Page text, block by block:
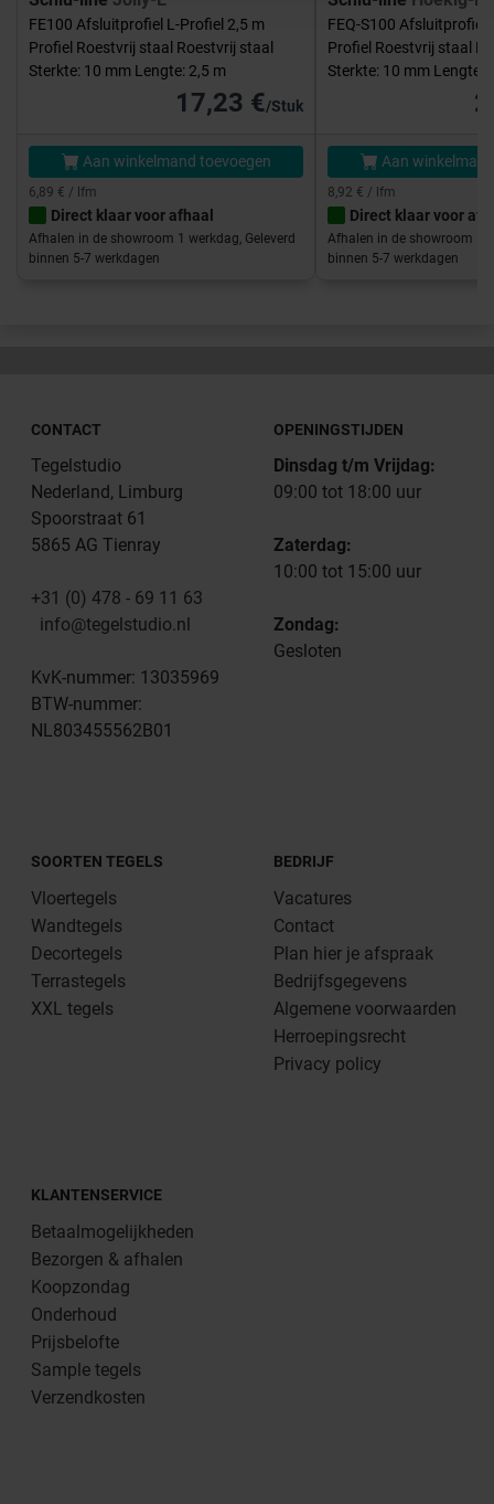
FE100 Afsluitprofiel L-Profiel 2,5 m
Profiel Roestvrij staal Roestvrij staal
Sterkte: 10 mm Lengte: 2,5 m
17,23 €/Stuk
Aan winkelmand toevoegen
6,89 € / lfm
Direct klaar voor afhaal
Afhalen in de showroom 1 werkdag, Geleverd
binnen 5-7 werkdagen
FEQ-S100 Afsluitprofiel
Profiel Roestvrij staal
Sterkte: 10 mm Lengte:
Aan
8,92 € / lfm
Direct klaar voor
Afhalen in de showroom 1
binnen 5-7 werkdagen
CONTACT
Tegelstudio
Nederland, Limburg
Spoorstraat 61
5865 AG Tienray
+31 (0) 478 - 69 11 63
info@tegelstudio.nl
KvK-nummer: 13035969
BTW-nummer:
NL803455562B01
OPENINGSTIJDEN
Dinsdag t/m Vrijdag:
09:00 tot 18:00 uur
Zaterdag:
10:00 tot 15:00 uur
Zondag:
Gesloten
SOORTEN TEGELS
Vloertegels
Wandtegels
Decortegels
Terrastegels
XXL tegels
BEDRIJF
Vacatures
Contact
Plan hier je afspraak
Bedrijfsgegevens
Algemene voorwaarden
Herroepingsrecht
Privacy policy
KLANTENSERVICE
Betaalmogelijkheden
Bezorgen & afhalen
Koopzondag
Onderhoud
Prijsbelofte
Sample tegels
Verzendkosten